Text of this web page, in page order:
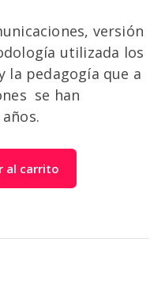
versión
utilizada los
la pedagogía que a
se han
al carrito